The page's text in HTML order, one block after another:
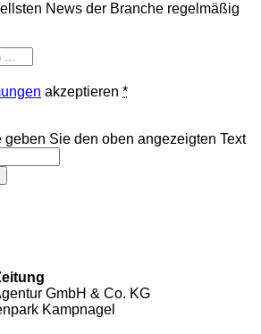
News der Branche regelmäßig
akzeptieren *
geben Sie den oben angezeigten Text
GmbH & Co. KG
Kampnagel